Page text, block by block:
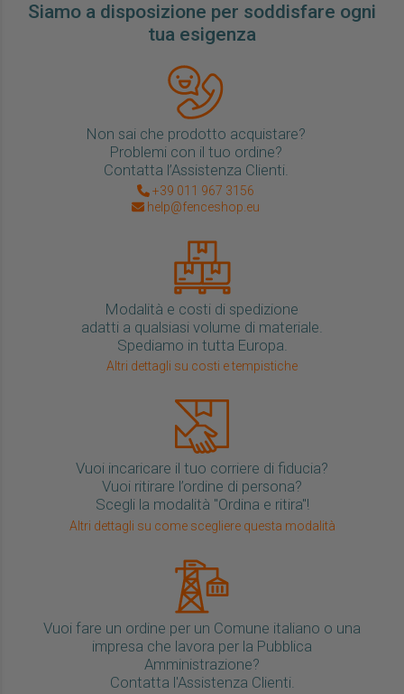
Siamo a disposizione per soddisfare ogni
tua esigenza
Non sai che prodotto acquistare?
Problemi con il tuo ordine?
Contatta l’Assistenza Clienti.
+39 011 967 3156
help@fenceshop.eu
Modalità e costi di spedizione
adatti a qualsiasi volume di materiale.
Spediamo in tutta Europa.
Altri dettagli su costi e tempistiche
Vuoi incaricare il tuo corriere di fiducia?
Vuoi ritirare l’ordine di persona?
Scegli la modalità "Ordina e ritira"!
Altri dettagli su come scegliere questa modalità
Vuoi fare un ordine per un Comune italiano o una
impresa che lavora per la Pubblica
Amministrazione?
Contatta l'Assistenza Clienti.